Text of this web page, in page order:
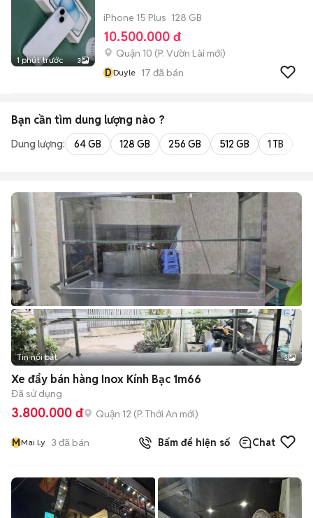
1 phút trước 3
iPhone 15 Plus 128 GB
10.500.000 đ
Quận 10 (P. Vườn Lài mới)
DDuyle 17 đã bán
Bạn cần tìm dung lượng nào ?
Dung lượng: 64 GB 128 GB 256 GB 512 GB 1 TB
Tin nổi bật 3
Xe đẩy bán hàng Inox Kính Bạc 1m66
Đã sử dụng
3.800.000 đ Quận 12 (P. Thới An mới)
MMai Ly 3 đã bán Bấm để hiện số Chat